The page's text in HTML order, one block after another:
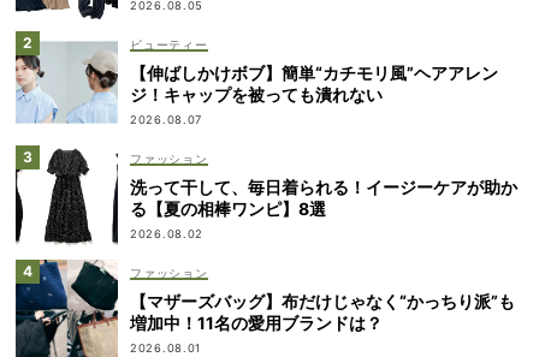
2026.08.05
ビューティー
【伸ばしかけボブ】簡単“カチモリ風”ヘアアレン
ジ！キャップを被っても潰れない
2026.08.07
ファッション
洗って干して、毎日着られる！イージーケアが助か
る【夏の相棒ワンピ】8選
2026.08.02
ファッション
【マザーズバッグ】布だけじゃなく“かっちり派”も
増加中！11名の愛用ブランドは？
2026.08.01